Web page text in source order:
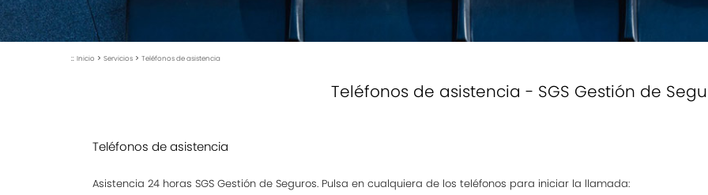
:: Inicio > Servicios > Teléfonos de asistencia
Teléfonos de asistencia - SGS Gestión de
Teléfonos de asistencia
Asistencia 24 horas SGS Gestión de Seguros. Pulsa en cualquiera de los teléfonos para iniciar la llamada: